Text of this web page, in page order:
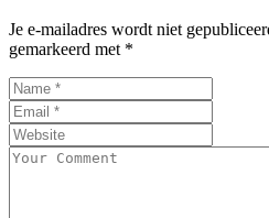
Je e-mailadres wordt niet
gemarkeerd met *